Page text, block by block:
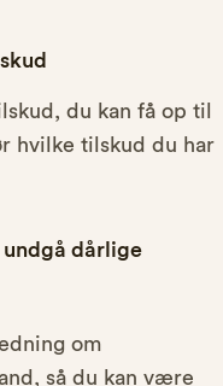
du kan få op til
hvilke tilskud du har
undgå dårlige
om
så du kan være